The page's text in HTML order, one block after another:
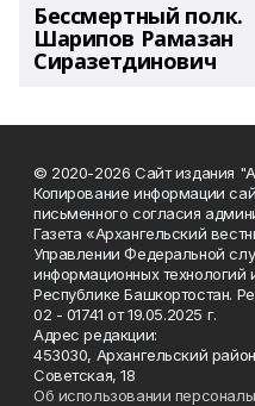
Бессмертный полк.
Шарипов Рамазан
Сиразетдинович
© 2020-2026 Сайт издания
Копирование информации
письменного согласия
Газета «Архангельский
Управлении Федеральной
информационных
Республике Башкортостан.
02 - 01741 от 19.05.2025 г.
Адрес редакции:
453030, Архангельский
Советская, 18
Об использовании